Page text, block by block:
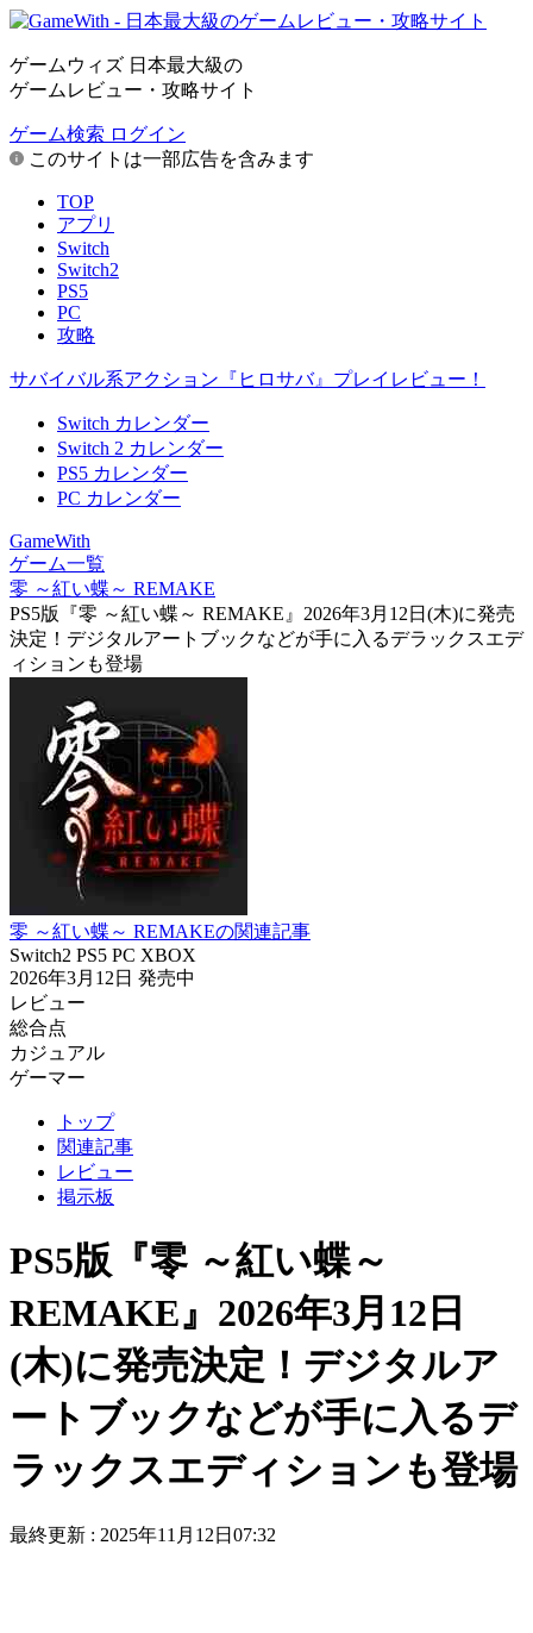
ゲームウィズ 日本最大級の
ゲームレビュー・攻略サイト
ゲーム検索 ログイン
このサイトは一部広告を含みます
TOP
アプリ
Switch
Switch2
PS5
PC
攻略
サバイバル系アクション『ヒロサバ』プレイレビュー！
Switch カレンダー
Switch 2 カレンダー
PS5 カレンダー
PC カレンダー
GameWith
ゲーム一覧
零 ～紅い蝶～ REMAKE
PS5版『零 ～紅い蝶～ REMAKE』2026年3月12日(木)に発売
決定！デジタルアートブックなどが手に入るデラックスエデ
ィションも登場
零 ～紅い蝶～ REMAKEの関連記事
Switch2 PS5 PC XBOX
2026年3月12日 発売中
レビュー
総合点
カジュアル
ゲーマー
トップ
関連記事
レビュー
掲示板
PS5版『零 ～紅い蝶～
REMAKE』2026年3月12日
(木)に発売決定！デジタルア
ートブックなどが手に入るデ
ラックスエディションも登場
最終更新 : 2025年11月12日07:32